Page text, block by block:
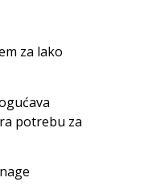
za lako
potrebu za